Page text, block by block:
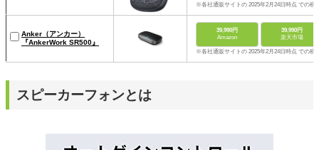
※各社通販サイトの 2025年2月24日時点 での税
Anker（アンカー）
『AnkerWork SR500』
39,990円
Amazon
39,990円
楽天市場
※各社通販サイトの 2025年2月24日時点 での税
スピーカーフォンとは